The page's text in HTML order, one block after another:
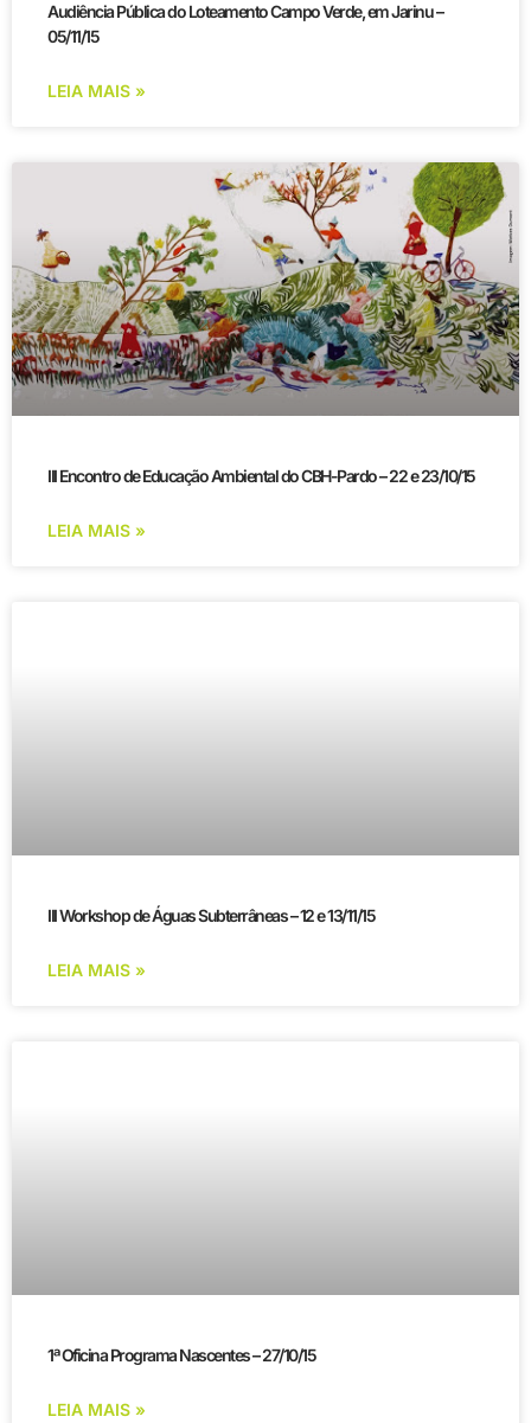
Audiência Pública do Loteamento Campo Verde, em Jarinu –
05/11/15
LEIA MAIS »
III Encontro de Educação Ambiental do CBH-Pardo – 22 e 23/10/15
LEIA MAIS »
III Workshop de Águas Subterrâneas – 12 e 13/11/15
LEIA MAIS »
1ª Oficina Programa Nascentes – 27/10/15
LEIA MAIS »